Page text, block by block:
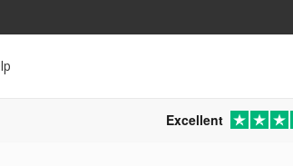
Excellent